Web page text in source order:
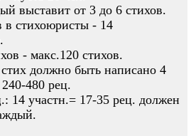
выставит от 3 до 6 стихов.
в стихоюристы - 14
- макс.120 стихов.
должно быть написано 4
480 рец.
14 участн.= 17-35 рец. должен